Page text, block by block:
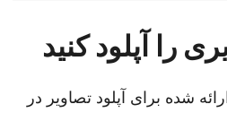
را آپلود کنید
شده برای آپلود تصاویر در